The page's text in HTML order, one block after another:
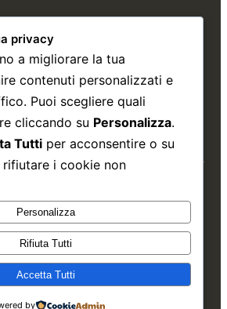
privacy
a migliorare la tua
contenuti personalizzati e
Puoi scegliere quali
cliccando su Personalizza.
Tutti per acconsentire o su
rifiutare i cookie non
Personalizza
Rifiuta Tutti
Accetta Tutti
by